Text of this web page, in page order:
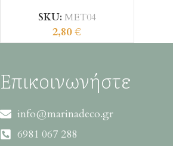
SKU: ΜΕΤ04
2,80€
Επικοινωνήστε
info@marinadeco.gr
6981 067 288